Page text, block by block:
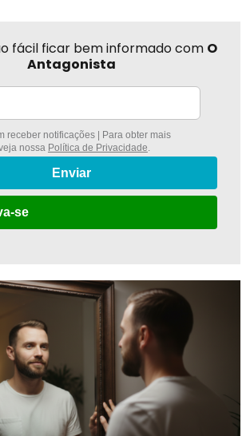
fácil ficar bem informado com O
Antagonista
receber notificações | Para obter mais
nossa Política de Privacidade
Enviar
se